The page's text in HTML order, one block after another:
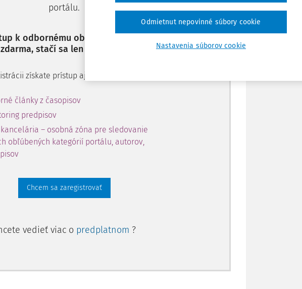
portálu.
k odbornému obsahu a získajte prístup na 10
stačí sa len zaregistrovať.
získate prístup aj k vybranému obsahu:
články z časopisov
predpisov
– osobná zóna pre sledovanie
obľúbených kategórií portálu, autorov,
Chcem sa zaregistrovať
vedieť viac o predplatnom ?
Nastavenia súborov cookie
Odmietnut nepovinné súbory cookie